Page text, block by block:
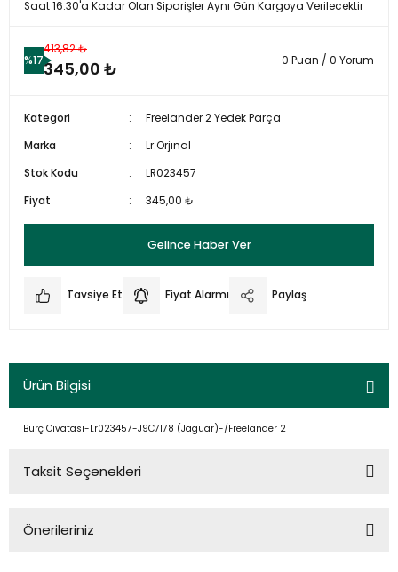
Saat 16:30'a Kadar Olan Siparişler Aynı Gün Kargoya Verilecektir
%17
413,82 ₺
345,00 ₺ 0 Puan / 0 Yorum
Kategori
Freelander 2 Yedek Parça
Marka
Lr.Orjınal
Stok Kodu
LR023457
Fiyat
345,00 ₺
Gelince Haber Ver
Tavsiye Et Fiyat Alarmı Paylaş
Ürün Bilgisi
Burç Civatası-Lr023457-J9C7178 (Jaguar)-/Freelander 2
Taksit Seçenekleri
Önerileriniz